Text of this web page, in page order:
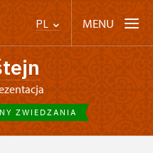
PL MENU
ZWIEDZANIA